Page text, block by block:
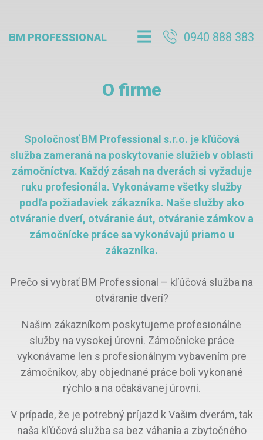
BM PROFESSIONAL 0940 888 383
O firme
Spoločnosť BM Professional s.r.o. je kľúčová
služba zameraná na poskytovanie služieb v oblasti
zámočníctva. Každý zásah na dverách si vyžaduje
ruku profesionála. Vykonávame všetky služby
podľa požiadaviek zákazníka. Naše služby ako
otváranie dverí, otváranie áut, otváranie zámkov a
zámočnícke práce sa vykonávajú priamo u
zákazníka.
Prečo si vybrať BM Professional – kľúčová služba na
otváranie dverí?
Našim zákazníkom poskytujeme profesionálne
služby na vysokej úrovni. Zámočnícke práce
vykonávame len s profesionálnym vybavením pre
zámočníkov, aby objednané práce boli vykonané
rýchlo a na očakávanej úrovni.
V prípade, že je potrebný príjazd k Vašim dverám, tak
naša kľúčová služba sa bez váhania a zbytočného